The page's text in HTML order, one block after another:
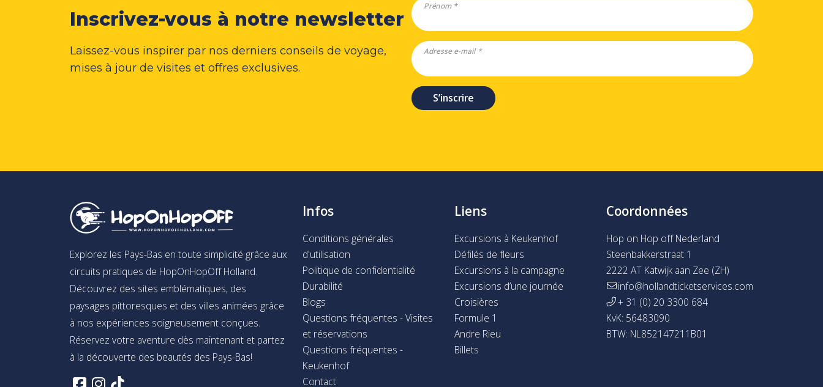
Inscrivez-vous à notre newsletter
Laissez-vous inspirer par nos derniers conseils de voyage,
mises à jour de visites et offres exclusives.
Prénom *
Adresse e-mail *
S’inscrire
Explorez les Pays-Bas en toute simplicité grâce aux
circuits pratiques de HopOnHopOff Holland.
Découvrez des sites emblématiques, des
paysages pittoresques et des villes animées grâce
à nos expériences soigneusement conçues.
Réservez votre aventure dès maintenant et partez
à la découverte des beautés des Pays-Bas!
Infos
Conditions générales
d'utilisation
Politique de confidentialité
Durabilité
Blogs
Questions fréquentes - Visites
et réservations
Questions fréquentes -
Keukenhof
Contact
Liens
Excursions à Keukenhof
Défilés de fleurs
Excursions à la campagne
Excursions d’une journée
Croisières
Formule 1
Andre Rieu
Billets
Coordonnées
Hop on Hop off Nederland
Steenbakkerstraat 1
2222 AT Katwijk aan Zee (ZH)
info@hollandticketservices.com
+ 31 (0) 20 3300 684
KvK: 56483090
BTW: NL852147211B01